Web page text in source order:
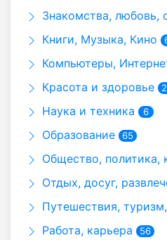
Знакомства, любовь,
Книги, Музыка, Кино
Компьютеры,
Красота и здоровье
Наука и техника 6
Образование 65
Общество, политика,
Отдых, досуг,
Путешествия,
Работа, карьера 56